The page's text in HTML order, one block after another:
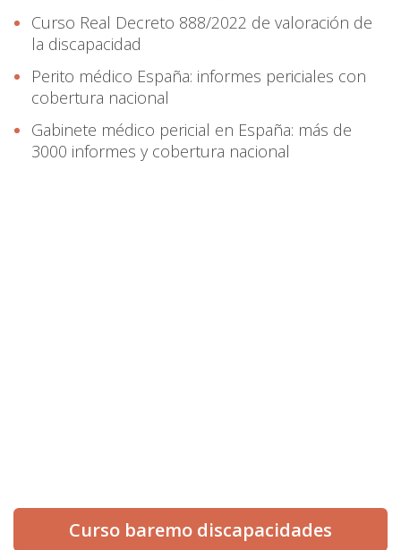
Curso Real Decreto 888/2022 de valoración de
la discapacidad
Perito médico España: informes periciales con
cobertura nacional
Gabinete médico pericial en España: más de
3000 informes y cobertura nacional
Curso baremo discapacidades